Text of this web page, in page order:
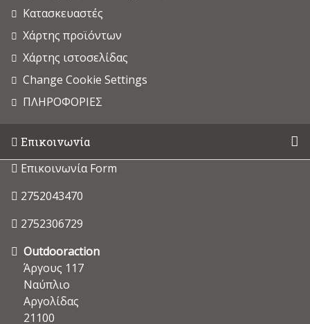
Κατασκευαστές
Χάρτης προϊόντων
Χάρτης ιστοσελίδας
Change Cookie Settings
ΠΛΗΡΟΦΟΡΙΕΣ
Επικοινωνία
Επικοινωνία Form
2752043470
2752306729
Outdooraction
Άργους 117
Ναύπλιο
Αργολίδας
21100